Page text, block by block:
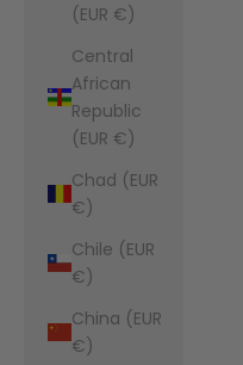
(EUR €)
Central
African
Republic
(EUR €)
Chad (EUR
€)
Chile (EUR
€)
China (EUR
€)